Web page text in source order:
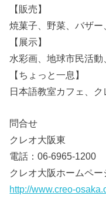
【販売】
焼菓子、野菜、バザ
【展示】
水彩画、地球市民活
【ちょっと一息】
日本語教室カフェ、
問合せ
クレオ大阪東
電話：06-6965-1200
クレオ大阪ホームペー
http://www.creo-